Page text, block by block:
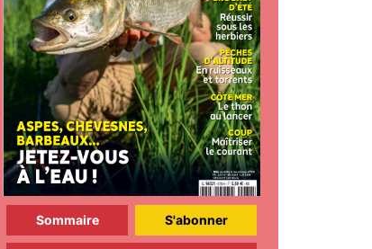
Sommaire S'abonner